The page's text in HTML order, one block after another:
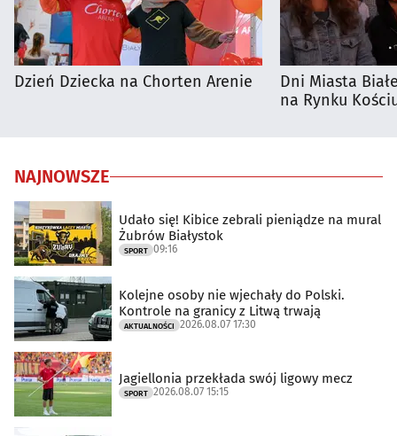
Dzień Dziecka na Chorten Arenie
Dni Miasta
na Rynku
NAJNOWSZE
Udało się! Kibice zebrali pieniądze na mural
Żubrów Białystok
SPORT 09:16
Kolejne osoby nie wjechały do Polski.
Kontrole na granicy z Litwą trwają
AKTUALNOŚCI 2026.08.07 17:30
Jagiellonia przekłada swój ligowy mecz
SPORT 2026.08.07 15:15